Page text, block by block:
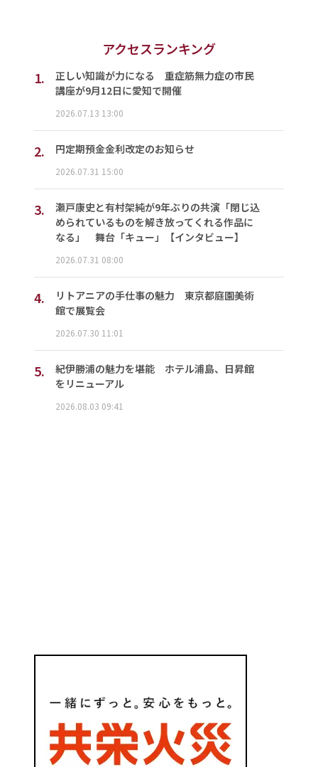
アクセスランキング
1.
正しい知識が力になる 重症筋無力症の市民
講座が9月12日に愛知で開催
2026.07.13 13:00
2. 円定期預金金利改定のお知らせ
2026.07.31 15:00
3.
瀬戸康史と有村架純が9年ぶりの共演「閉じ込
められているものを解き放ってくれる作品に
なる」 舞台「キュー」【インタビュー】
2026.07.31 08:00
4.
リトアニアの手仕事の魅力 東京都庭園美術
館で展覧会
2026.07.30 11:01
5.
紀伊勝浦の魅力を堪能 ホテル浦島、日昇館
をリニューアル
2026.08.03 09:41